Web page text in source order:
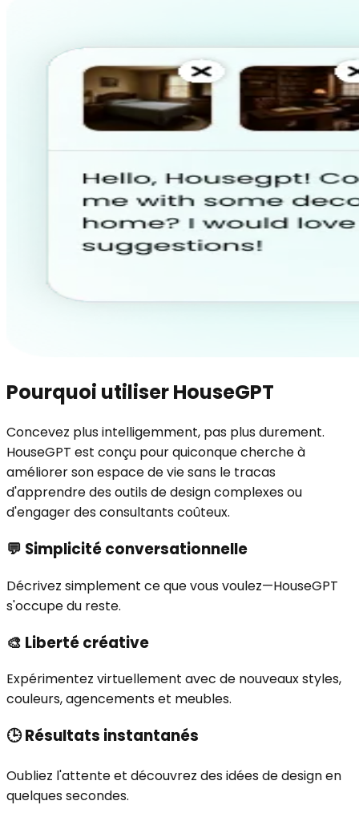
Pourquoi utiliser HouseGPT
Concevez plus intelligemment, pas plus durement.
HouseGPT est conçu pour quiconque cherche à
améliorer son espace de vie sans le tracas
d'apprendre des outils de design complexes ou
d'engager des consultants coûteux.
💬 Simplicité conversationnelle
Décrivez simplement ce que vous voulez—HouseGPT
s'occupe du reste.
🎨 Liberté créative
Expérimentez virtuellement avec de nouveaux styles,
couleurs, agencements et meubles.
🕒Résultats instantanés
Oubliez l'attente et découvrez des idées de design en
quelques secondes.